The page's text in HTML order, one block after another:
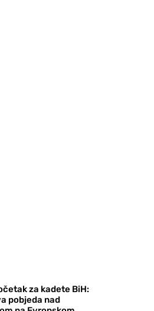
za kadete BiH:
pobjeda nad